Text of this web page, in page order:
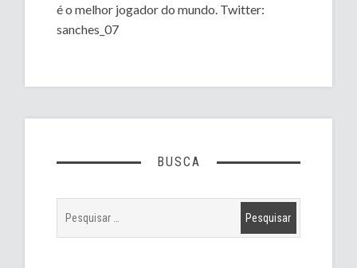
é o melhor jogador do mundo. Twitter:
sanches_07
BUSCA